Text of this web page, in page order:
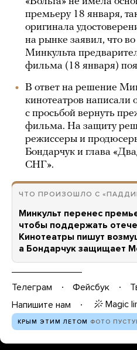
премьеру 18 января,
оригинала
на рынке заявил, что
Минкульта
фильма (18 января)
В ответ на решение
кинотеатров написали
с просьбой вернуть
фильма. На защиту
режиссеры и
Бондарчук и глава
СНГ».
ЧТО ПРОИЗОШЛО С
Минкульт перенес
чтобы поддержать
Кинотеатры пишут
а Бондарчук защищает
Телеграм Фейсбук
Напишите нам
Magic
КРЫМ ЭТИМ ЛЕТОМ ФОТО